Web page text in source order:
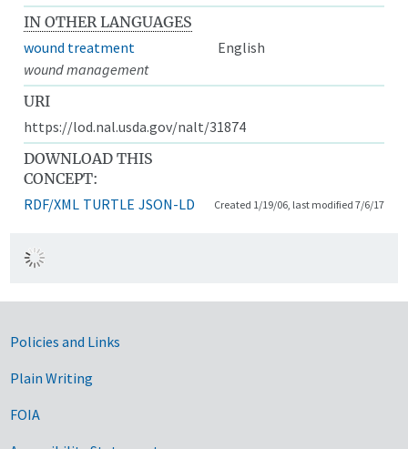
IN OTHER LANGUAGES
wound treatment
English
wound management
URI
https://lod.nal.usda.gov/nalt/31874
DOWNLOAD THIS
CONCEPT:
RDF/XML TURTLE JSON-LD Created 1/19/06, last modified 7/6/17
Government Links
Policies and Links
Plain Writing
FOIA